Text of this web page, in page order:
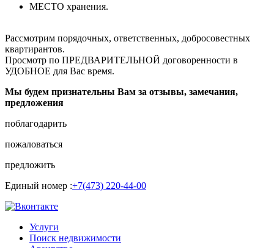
МЕСТО хранения.
Рассмотрим порядочных, ответственных, добросовестных
квартирантов.
Просмотр по ПРЕДВАРИТЕЛЬНОЙ договоренности в
УДОБНОЕ для Вас время.
Мы будем признательны Вам за отзывы, замечания,
предложения
поблагодарить
пожаловаться
предложить
Единый номер :+7(473) 220-44-00
Услуги
Поиск недвижимости